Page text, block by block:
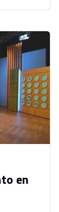
en